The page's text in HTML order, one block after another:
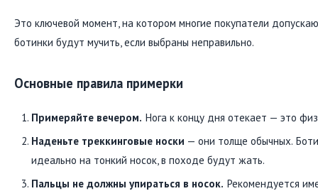
Это ключевой момент, на котором многие покупатели
ботинки будут мучить, если выбраны неправильно.
Основные правила примерки
Примеряйте вечером. Нога к концу дня отекает — это
Наденьте треккинговые носки — они толще обычных.
идеально на тонкий носок, в походе будут жать.
Пальцы не должны упираться в носок. Рекомендуется